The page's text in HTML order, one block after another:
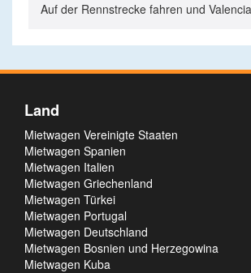
Auf der Rennstrecke fahren und
Land
Mietwagen Vereinigte Staaten
Mietwagen Spanien
Mietwagen Italien
Mietwagen Griechenland
Mietwagen Türkei
Mietwagen Portugal
Mietwagen Deutschland
Mietwagen Bosnien und Herzegowina
Mietwagen Kuba